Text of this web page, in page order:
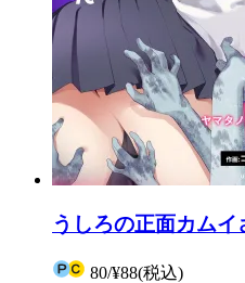
うしろの正面カムイ
80/¥88(税込)